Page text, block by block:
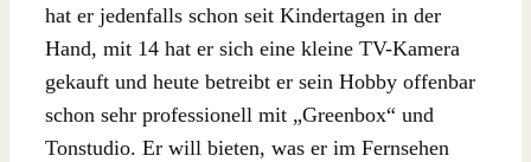
hat er jedenfalls schon seit Kindertagen in der
Hand, mit 14 hat er sich eine kleine TV-Kamera
gekauft und heute betreibt er sein Hobby offenbar
schon sehr professionell mit „Greenbox“ und
Tonstudio. Er will bieten, was er im Fernsehen